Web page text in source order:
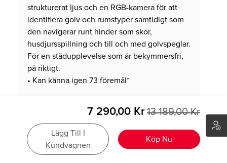
7 290,00 Kr 13 189,00 Kr
Lägg Till I
Kundvagnen
Köp Nu
strukturerat ljus och en RGB-kamera för att
identifiera golv och rumstyper samtidigt som
den navigerar runt hinder som skor,
husdjursspillning och till och med golvspeglar.
För en städupplevelse som är bekymmersfri,
på riktigt.
• Kan känna igen 73 föremål*
*Baserat på Roborocks interna testning kan S8
MaxV Ultra se och kringgå objekt som är så
små som 5 cm breda och 3 cm höga.
Noggrannheten gällande identifieringen kan